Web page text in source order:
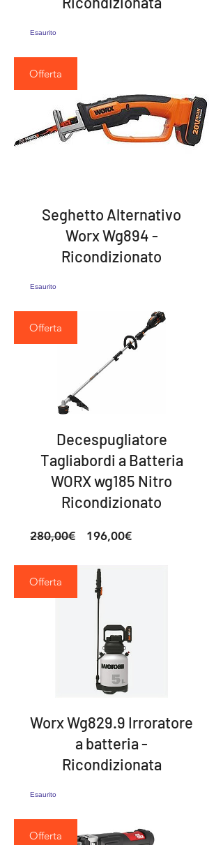
Esaurito
Offerta
Seghetto Alternativo
Worx Wg894 -
Ricondizionato
Esaurito
Offerta
Decespugliatore
Tagliabordi a Batteria
WORX wg185 Nitro
Ricondizionato
280,00€
Prezzo
196,00€Prezzo
Offerta
Worx Wg829.9 Irroratore
a batteria -
Ricondizionata
Esaurito
Offerta